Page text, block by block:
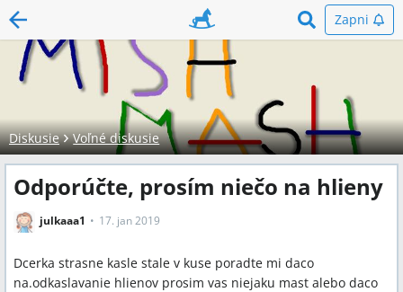
Zapni
Diskusie Voľné diskusie
Odporúčte, prosím niečo na hlieny
julkaaa1 17. jan 2019
Dcerka strasne kasle stale v kuse poradte mi daco
na.odkaslavanie hlienov prosim vas niejaku mast alebo daco